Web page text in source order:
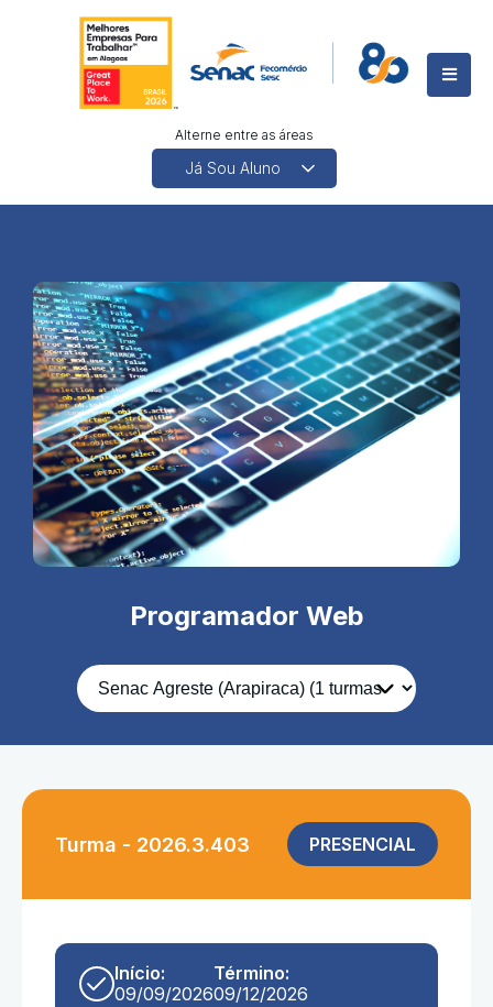
Alterne entre as áreas
Programador Web
Turma - 2026.3.403 PRESENCIAL
Início:
09/09/2026
Término:
09/12/2026